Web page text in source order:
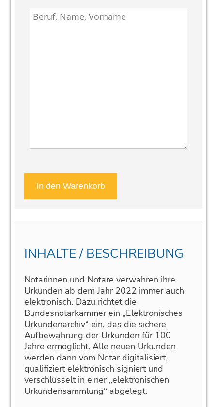
INHALTE / BESCHREIBUNG
Notarinnen und Notare verwahren ihre
Urkunden ab dem Jahr 2022 immer auch
elektronisch. Dazu richtet die
Bundesnotarkammer ein „Elektronisches
Urkundenarchiv“ ein, das die sichere
Aufbewahrung der Urkunden für 100
Jahre ermöglicht. Alle neuen Urkunden
werden dann vom Notar digitalisiert,
qualifiziert elektronisch signiert und
verschlüsselt in einer „elektronischen
Urkundensammlung“ abgelegt.